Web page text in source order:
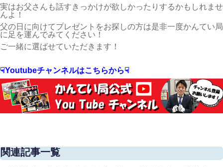
実はお父さんも話すきっかけが欲しかったりするかもしれませ
んよ！
父の日に向けてプレゼントをお探しの方は是非一度かんてい局
に足を運んでみてください！
ご一緒に選ばせていただきます！
☟Youtubeチャンネルはこちらから☟
関連記事一覧